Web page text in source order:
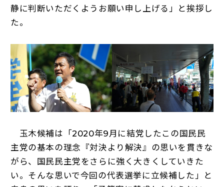
静に判断いただくようお願い申し上げる」と挨拶し
た。
玉木候補は「2020年9月に結党したこの国民民
主党の基本の理念『対決より解決』の思いを貫きな
がら、国民民主党をさらに強く大きくしていきた
い。そんな思いで今回の代表選挙に立候補した」と